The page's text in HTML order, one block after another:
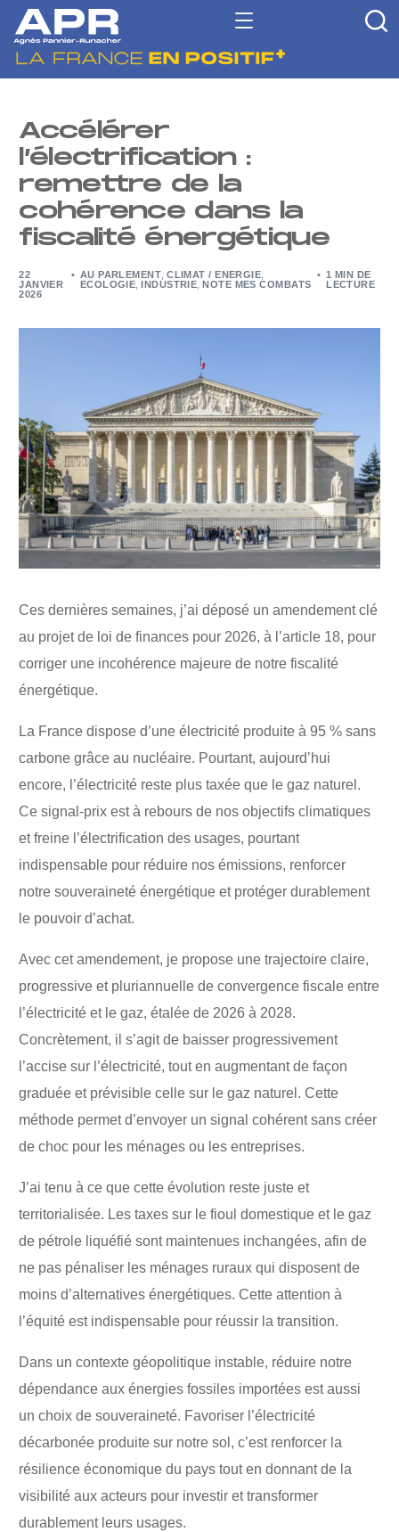
Accélérer
l’électrification :
remettre de la
cohérence dans la
fiscalité énergétique
22
JANVIER
2026
AU PARLEMENT ,CLIMAT / ENERGIE
ECOLOGIE ,INDUSTRIE ,NOTE MES COMBATS
1 MIN DE
LECTURE
Ces dernières semaines, j’ai déposé un amendement clé
au projet de loi de finances pour 2026, à l’article 18, pour
corriger une incohérence majeure de notre fiscalité
énergétique.
La France dispose d’une électricité produite à 95 % sans
carbone grâce au nucléaire. Pourtant, aujourd’hui
encore, l’électricité reste plus taxée que le gaz naturel.
Ce signal-prix est à rebours de nos objectifs climatiques
et freine l’électrification des usages, pourtant
indispensable pour réduire nos émissions, renforcer
notre souveraineté énergétique et protéger durablement
le pouvoir d’achat.
Avec cet amendement, je propose une trajectoire claire,
progressive et pluriannuelle de convergence fiscale entre
l’électricité et le gaz, étalée de 2026 à 2028.
Concrètement, il s’agit de baisser progressivement
l’accise sur l’électricité, tout en augmentant de façon
graduée et prévisible celle sur le gaz naturel. Cette
méthode permet d’envoyer un signal cohérent sans créer
de choc pour les ménages ou les entreprises.
J’ai tenu à ce que cette évolution reste juste et
territorialisée. Les taxes sur le fioul domestique et le gaz
de pétrole liquéfié sont maintenues inchangées, afin de
ne pas pénaliser les ménages ruraux qui disposent de
moins d’alternatives énergétiques. Cette attention à
l’équité est indispensable pour réussir la transition.
Dans un contexte géopolitique instable, réduire notre
dépendance aux énergies fossiles importées est aussi
un choix de souveraineté. Favoriser l’électricité
décarbonée produite sur notre sol, c’est renforcer la
résilience économique du pays tout en donnant de la
visibilité aux acteurs pour investir et transformer
durablement leurs usages.